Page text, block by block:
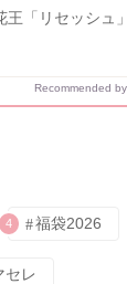
王「リセッシュ
Recommended by
4 福袋2026
セレ